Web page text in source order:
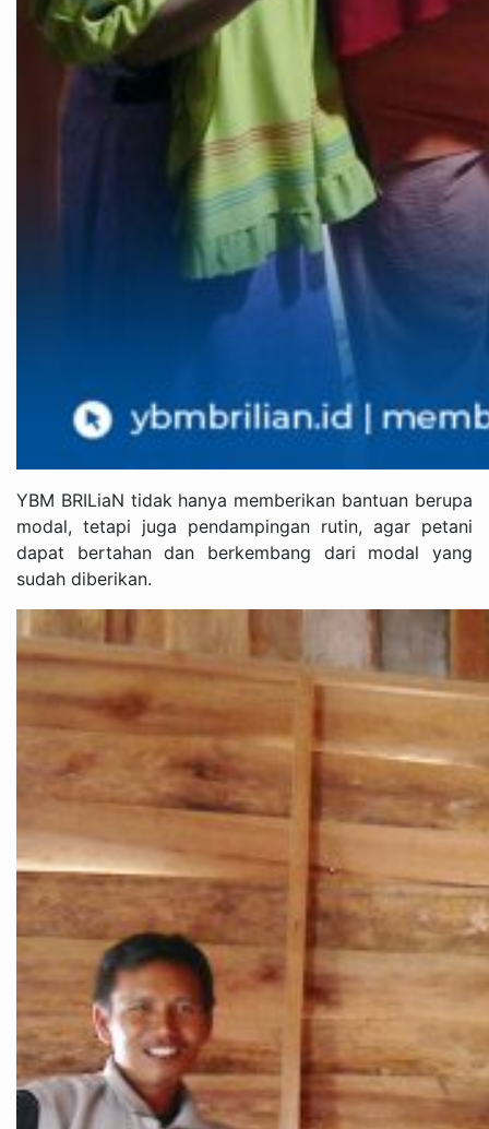
YBM BRILiaN tidak hanya memberikan bantuan berupa
modal, tetapi juga pendampingan rutin, agar petani
dapat bertahan dan berkembang dari modal yang
sudah diberikan.